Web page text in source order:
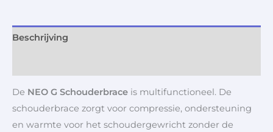
Beschrijving
De NEO G Schouderbrace is multifunctioneel. De
schouderbrace zorgt voor compressie, ondersteuning
en warmte voor het schoudergewricht zonder de